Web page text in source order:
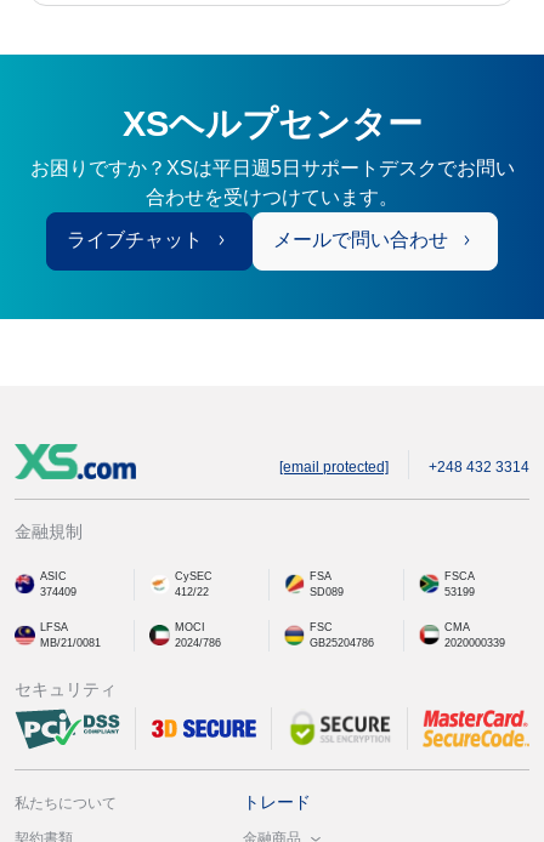
XSヘルプセンター
お困りですか？XSは平日週5日サポートデスクでお問い
合わせを受けつけています。
ライブチャット メールで問い合わせ
[email protected] +248 432 3314
金融規制
ASIC
374409
CySEC
412/22
FSA
SD089
FSCA
53199
LFSA
MB/21/0081
MOCI
2024/786
FSC
GB25204786
CMA
2020000339
セキュリティ
私たちについて
契約書類
トレード
金融商品